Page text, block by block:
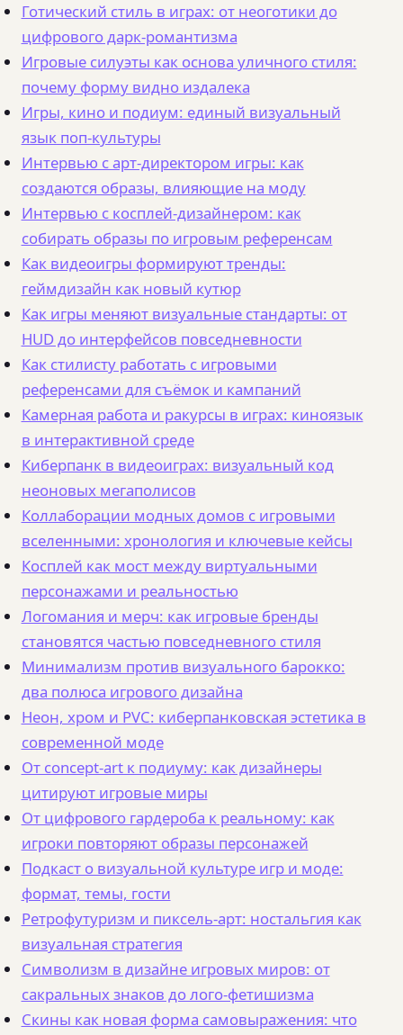
Готический стиль в играх: от неоготики до
цифрового дарк-романтизма
Игровые силуэты как основа уличного стиля:
почему форму видно издалека
Игры, кино и подиум: единый визуальный
язык поп-культуры
Интервью с арт-директором игры: как
создаются образы, влияющие на моду
Интервью с косплей-дизайнером: как
собирать образы по игровым референсам
Как видеоигры формируют тренды:
геймдизайн как новый кутюр
Как игры меняют визуальные стандарты: от
HUD до интерфейсов повседневности
Как стилисту работать с игровыми
референсами для съёмок и кампаний
Камерная работа и ракурсы в играх: киноязык
в интерактивной среде
Киберпанк в видеоиграх: визуальный код
неоновых мегаполисов
Коллаборации модных домов с игровыми
вселенными: хронология и ключевые кейсы
Косплей как мост между виртуальными
персонажами и реальностью
Логомания и мерч: как игровые бренды
становятся частью повседневного стиля
Минимализм против визуального барокко:
два полюса игрового дизайна
Неон, хром и PVC: киберпанковская эстетика в
современной моде
От concept-art к подиуму: как дизайнеры
цитируют игровые миры
От цифрового гардероба к реальному: как
игроки повторяют образы персонажей
Подкаст о визуальной культуре игр и моде:
формат, темы, гости
Ретрофутуризм и пиксель-арт: ностальгия как
визуальная стратегия
Символизм в дизайне игровых миров: от
сакральных знаков до лого-фетишизма
Скины как новая форма самовыражения: что